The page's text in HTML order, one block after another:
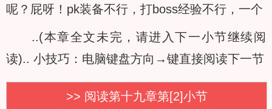
呢？屁呀！pk装备不行，打boss经验不行，一个
..(本章全文未完，请进入下一小节继续阅
读).. 小技巧：电脑键盘方向→键直接阅读下一节
>> 阅读第十九章第[2]小节